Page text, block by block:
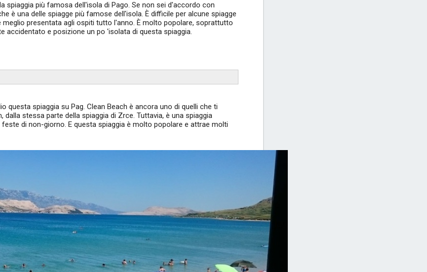
spiaggia più famosa dell'isola di Pago. Se non sei d'accordo con
è una delle spiagge più famose dell'isola. È difficile per alcune spiagge
meglio presentata agli ospiti tutto l'anno. È molto popolare, soprattutto
accidentato e posizione un po 'isolata di questa spiaggia.
questa spiaggia su Pag. Clean Beach è ancora uno di quelli che ti
stessa parte della spiaggia di Zrce. Tuttavia, è una spiaggia
di non-giorno. E questa spiaggia è molto popolare e attrae molti